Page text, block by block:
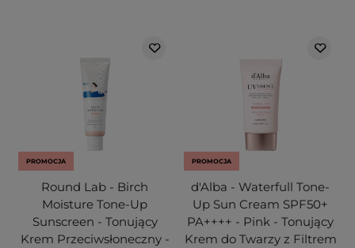
PROMOCJA
Round Lab - Birch
Moisture Tone-Up
Sunscreen - Tonujący
Krem Przeciwsłoneczny -
PROMOCJA
d'Alba - Waterfull Tone-
Up Sun Cream SPF50+
PA++++ - Pink - Tonujący
Krem do Twarzy z Filtrem